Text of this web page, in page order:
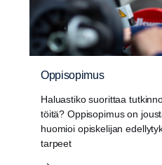
Oppisopimus
Haluastiko suorittaa
töitä? Oppisopimus on
huomioi opiskelijan
tarpeet